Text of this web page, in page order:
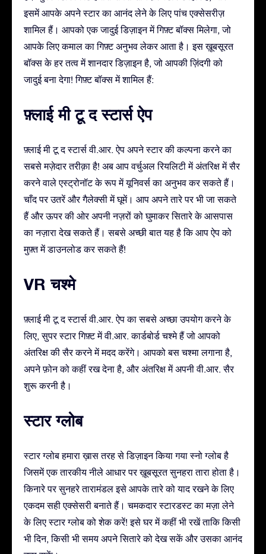
इसमें आपके अपने स्टार का आनंद लेने के लिए पांच एक्सेसरीज़
शामिल हैं। आपको एक जादुई डिज़ाइन में गिफ़्ट बॉक्स मिलेगा, जो
आपके लिए कमाल का गिफ़्ट अनुभव लेकर आता है। इस ख़ूबसूरत
बॉक्स के हर तत्व में शानदार डिज़ाइन है, जो आपकी ज़िंदगी को
जादुई बना देगा! गिफ़्ट बॉक्स में शामिल हैं:
फ़्लाई मी टू द स्टार्स ऐप
फ़्लाई मी टू द स्टार्स वी.आर. ऐप अपने स्टार की कल्पना करने का
सबसे मज़ेदार तरीक़ा है! अब आप वर्चुअल रियलिटी में अंतरिक्ष में सैर
करने वाले एस्ट्रोनॉट के रूप में यूनिवर्स का अनुभव कर सकते हैं।
चाँद पर उतरें और गैलेक्सी में घूमें। आप अपने तारे पर भी जा सकते
हैं और ऊपर की ओर अपनी नज़रों को घुमाकर सितारे के आसपास
का नज़ारा देख सकते हैं। सबसे अच्छी बात यह है कि आप ऐप को
मुफ़्त में डाउनलोड कर सकते हैं!
VR चश्मे
फ़्लाई मी टू द स्टार्स वी.आर. ऐप का सबसे अच्छा उपयोग करने के
लिए, सुपर स्टार गिफ़्ट में वी.आर. कार्डबोर्ड चश्मे हैं जो आपको
अंतरिक्ष की सैर करने में मदद करेंगे। आपको बस चश्मा लगाना है,
अपने फ़ोन को कहीं रख देना है, और अंतरिक्ष में अपनी वी.आर. सैर
शुरू करनी है।
स्टार ग्लोब
स्टार ग्लोब हमारा ख़ास तरह से डिज़ाइन किया गया स्नो ग्लोब है
जिसमें एक तारकीय नीले आधार पर ख़ूबसूरत सुनहरा तारा होता है।
किनारे पर सुनहरे तारामंडल इसे आपके तारे को याद रखने के लिए
एकदम सही एक्सेसरी बनाते हैं। चमकदार स्टारडस्ट का मज़ा लेने
के लिए स्टार ग्लोब को शेक करें! इसे घर में कहीं भी रखें ताकि किसी
भी दिन, किसी भी समय अपने सितारे को देख सकें और उसका आनंद